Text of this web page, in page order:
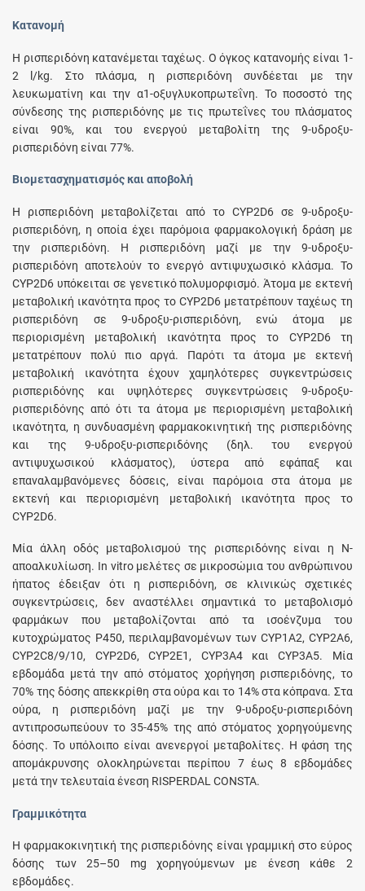
Κατανομή
Η ρισπεριδόνη κατανέμεται ταχέως. Ο όγκος κατανομής είναι 1-
2 l/kg. Στο πλάσμα, η ρισπεριδόνη συνδέεται με την
λευκωματίνη και την α1-οξυγλυκοπρωτεΐνη. Το ποσοστό της
σύνδεσης της ρισπεριδόνης με τις πρωτεΐνες του πλάσματος
είναι 90%, και του ενεργού μεταβολίτη της 9-υδροξυ-
ρισπεριδόνη είναι 77%.
Βιομετασχηματισμός και αποβολή
Η ρισπεριδόνη μεταβολίζεται από το CYP2D6 σε 9-υδροξυ-
ρισπεριδόνη, η οποία έχει παρόμοια φαρμακολογική δράση με
την ρισπεριδόνη. Η ρισπεριδόνη μαζί με την 9-υδροξυ-
ρισπεριδόνη αποτελούν το ενεργό αντιψυχωσικό κλάσμα. Το
CYP2D6 υπόκειται σε γενετικό πολυμορφισμό. Άτομα με εκτενή
μεταβολική ικανότητα προς το CYP2D6 μετατρέπουν ταχέως τη
ρισπεριδόνη σε 9-υδροξυ-ρισπεριδόνη, ενώ άτομα με
περιορισμένη μεταβολική ικανότητα προς το CYP2D6 τη
μετατρέπουν πολύ πιο αργά. Παρότι τα άτομα με εκτενή
μεταβολική ικανότητα έχουν χαμηλότερες συγκεντρώσεις
ρισπεριδόνης και υψηλότερες συγκεντρώσεις 9-υδροξυ-
ρισπεριδόνης από ότι τα άτομα με περιορισμένη μεταβολική
ικανότητα, η συνδυασμένη φαρμακοκινητική της ρισπεριδόνης
και της 9-υδροξυ-ρισπεριδόνης (δηλ. του ενεργού
αντιψυχωσικού κλάσματος), ύστερα από εφάπαξ και
επαναλαμβανόμενες δόσεις, είναι παρόμοια στα άτομα με
εκτενή και περιορισμένη μεταβολική ικανότητα προς το
CYP2D6.
Μία άλλη οδός μεταβολισμού της ρισπεριδόνης είναι η Ν-
αποαλκυλίωση. In vitro μελέτες σε μικροσώμια του ανθρώπινου
ήπατος έδειξαν ότι η ρισπεριδόνη, σε κλινικώς σχετικές
συγκεντρώσεις, δεν αναστέλλει σημαντικά το μεταβολισμό
φαρμάκων που μεταβολίζονται από τα ισοένζυμα του
κυτοχρώματος P450, περιλαμβανομένων των CYP1A2, CYP2A6,
CYP2C8/9/10, CYP2D6, CYP2E1, CYP3A4 και CYP3A5. Μία
εβδομάδα μετά την από στόματος χορήγηση ρισπεριδόνης, το
70% της δόσης απεκκρίθη στα ούρα και το 14% στα κόπρανα. Στα
ούρα, η ρισπεριδόνη μαζί με την 9-υδροξυ-ρισπεριδόνη
αντιπροσωπεύουν το 35-45% της από στόματος χορηγούμενης
δόσης. Το υπόλοιπο είναι ανενεργοί μεταβολίτες. Η φάση της
απομάκρυνσης ολοκληρώνεται περίπου 7 έως 8 εβδομάδες
μετά την τελευταία ένεση RISPERDAL CONSTA.
Γραμμικότητα
Η φαρμακοκινητική της ρισπεριδόνης είναι γραμμική στο εύρος
δόσης των 25–50 mg χορηγούμενων με ένεση κάθε 2
εβδομάδες.